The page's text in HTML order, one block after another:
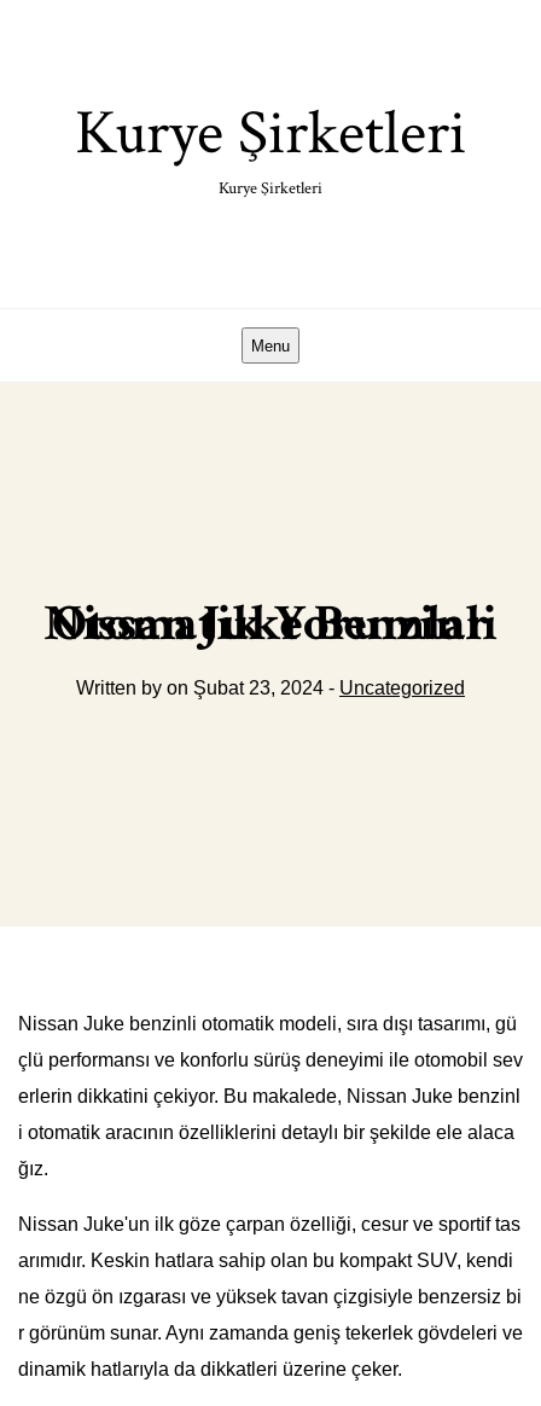
Kurye Şirketleri
Kurye Şirketleri
Menu
Nissan Juke Benzinli Otomatik Yorumlar
Written by on Şubat 23, 2024 - Uncategorized
Nissan Juke benzinli otomatik modeli, sıra dışı tasarımı, gü
çlü performansı ve konforlu sürüş deneyimi ile otomobil sev
erlerin dikkatini çekiyor. Bu makalede, Nissan Juke benzinl
i otomatik aracının özelliklerini detaylı bir şekilde ele alaca
ğız.
Nissan Juke'un ilk göze çarpan özelliği, cesur ve sportif tas
arımıdır. Keskin hatlara sahip olan bu kompakt SUV, kendi
ne özgü ön ızgarası ve yüksek tavan çizgisiyle benzersiz bi
r görünüm sunar. Aynı zamanda geniş tekerlek gövdeleri ve
dinamik hatlarıyla da dikkatleri üzerine çeker.